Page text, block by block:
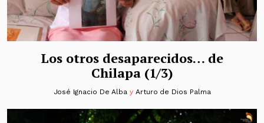
Los otros desaparecidos… de
Chilapa (1/3)
José Ignacio De Alba y Arturo de Dios Palma